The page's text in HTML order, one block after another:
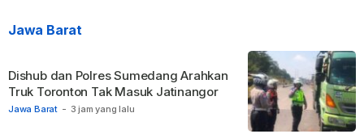
Jawa Barat
Jawa Barat - 3 jam yang lalu
Dishub dan Polres Sumedang Arahkan
Truk Toronton Tak Masuk Jatinangor